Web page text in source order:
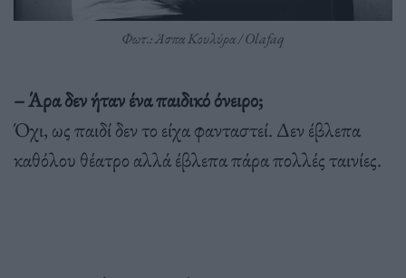
Φωτ.: Άσπα Κουλύρα / Olafaq
– Άρα δεν ήταν ένα παιδικό όνειρο;
Όχι, ως παιδί δεν το είχα φανταστεί. Δεν έβλεπα
καθόλου θέατρο αλλά έβλεπα πάρα πολλές ταινίες.